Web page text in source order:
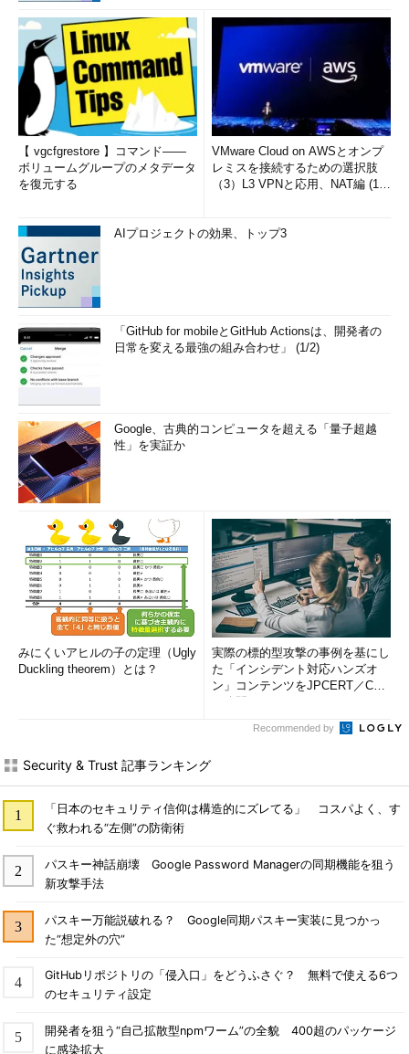
【 vgcfgrestore 】コマンド――
ボリュームグループのメタデータ
を復元する
VMware Cloud on AWSとオンプ
レミスを接続するための選択肢
（3）L3 VPNと応用、NAT編 (1/
AIプロジェクトの効果、トップ3
「GitHub for mobileとGitHub Actionsは、開発者の
日常を変える最強の組み合わせ」 (1/2)
Google、古典的コンピュータを超える「量子超越
性」を実証か
みにくいアヒルの子の定理（Ugly
Duckling theorem）とは？
実際の標的型攻撃の事例を基にし
た「インシデント対応ハンズオ
ン」コンテンツをJPCERT／CC
Recommended by
Security & Trust 記事ランキング
「日本のセキュリティ信仰は構造的にズレてる」 コスパよく、す
ぐ救われる“左側”の防衛術
パスキー神話崩壊 Google Password Managerの同期機能を狙う
新攻撃手法
パスキー万能説破れる？ Google同期パスキー実装に見つかっ
た“想定外の穴”
GitHubリポジトリの「侵入口」をどうふさぐ？ 無料で使える6つ
のセキュリティ設定
開発者を狙う“自己拡散型npmワーム”の全貌 400超のパッケージ
に感染拡大